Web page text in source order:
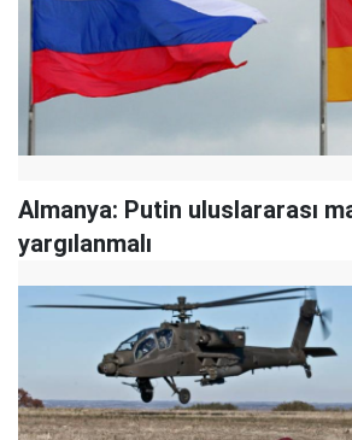
Almanya: Putin uluslararası
yargılanmalı